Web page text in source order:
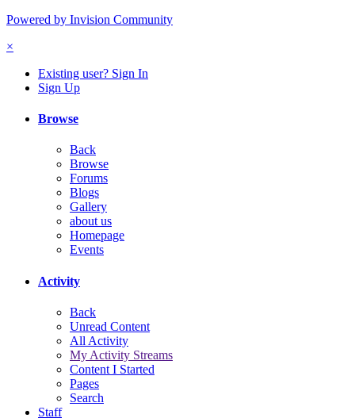
Powered by Invision Community
×
Existing user? Sign In
Sign Up
Browse
Back
Browse
Forums
Blogs
Gallery
about us
Homepage
Events
Activity
Back
Unread Content
All Activity
My Activity Streams
Content I Started
Pages
Search
Staff